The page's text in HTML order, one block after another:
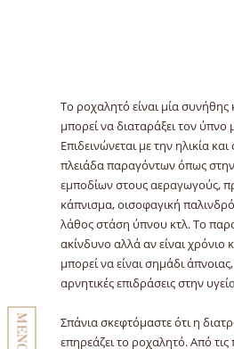
ΜΕΝΟΥ
Το ροχαλητό είναι μία
μπορεί να διαταράξει τον
Επιδεινώνεται με την ηλικία και
πλειάδα παραγόντων όπως
εμποδίων στους αεραγωγούς,
κάπνισμα, οισοφαγική
λάθος στάση ύπνου κτλ. Το
ακίνδυνο αλλά αν είναι χρόνιο
μπορεί να είναι σημάδι
αρνητικές επιδράσεις στην
Σπάνια σκεφτόμαστε ότι η
επηρεάζει το ροχαλητό. Από